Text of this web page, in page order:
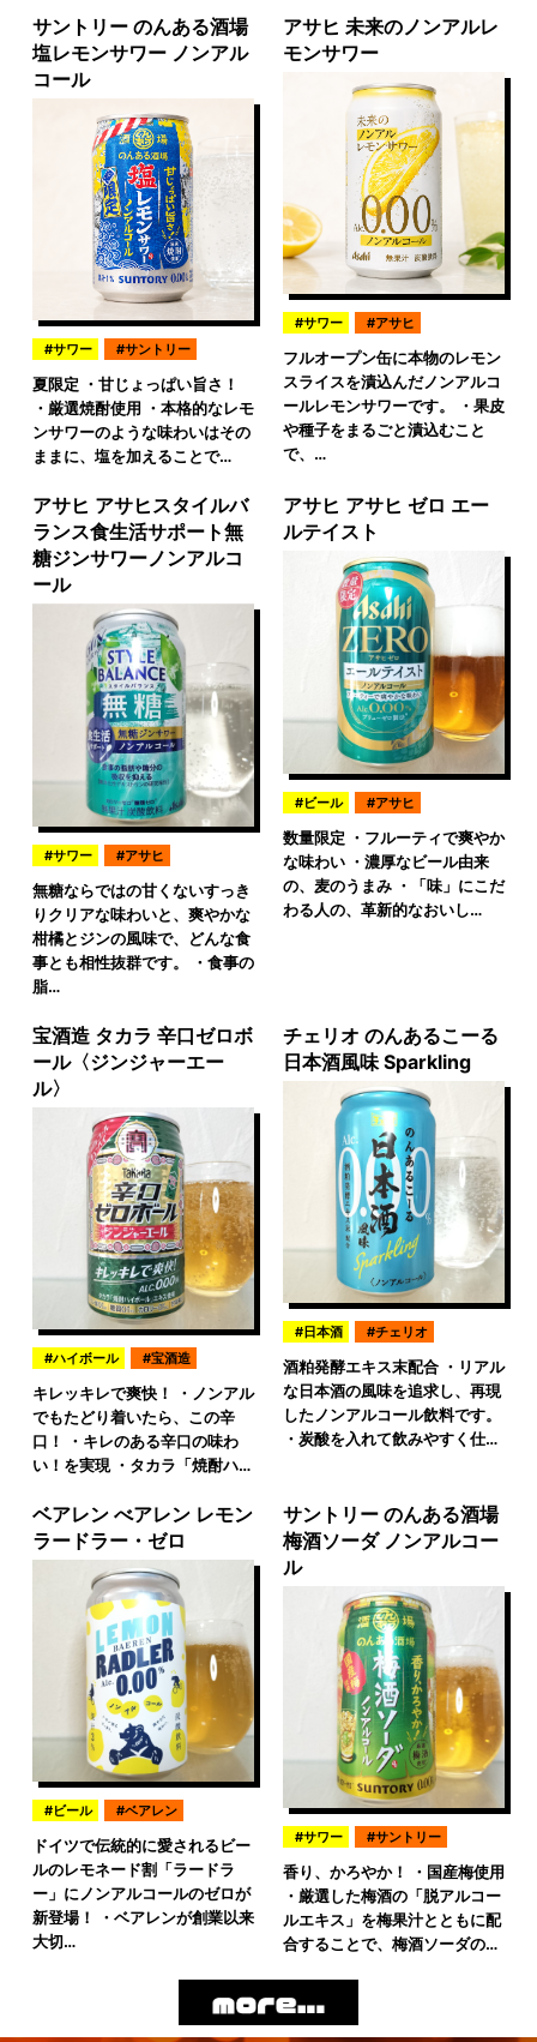
サントリー のんある酒場
塩レモンサワー ノンアル
コール
サワー サントリー
夏限定 ・甘じょっぱい旨さ！
・厳選焼酎使用 ・本格的なレモ
ンサワーのような味わいはその
ままに、塩を加えることで…
アサヒ 未来のノンアルレ
モンサワー
サワー アサヒ
フルオープン缶に本物のレモン
スライスを漬込んだノンアルコ
ールレモンサワーです。 ・果皮
や種子をまるごと漬込むこと
で、…
アサヒ アサヒスタイルバ
ランス食生活サポート無
糖ジンサワーノンアルコ
ール
サワー アサヒ
無糖ならではの甘くないすっき
りクリアな味わいと、爽やかな
柑橘とジンの風味で、どんな食
事とも相性抜群です。 ・食事の
脂…
アサヒ アサヒ ゼロ エー
ルテイスト
ビール アサヒ
数量限定 ・フルーティで爽やか
な味わい ・濃厚なビール由来
の、麦のうまみ ・「味」にこだ
わる人の、革新的なおいし…
宝酒造 タカラ 辛口ゼロボ
ール〈ジンジャーエー
ル〉
ハイボール 宝酒造
キレッキレで爽快！ ・ノンアル
でもたどり着いたら、この辛
口！ ・キレのある辛口の味わ
い！を実現 ・タカラ「焼酎ハ…
チェリオ のんあるこーる
日本酒風味 Sparkling
日本酒 チェリオ
酒粕発酵エキス末配合 ・リアル
な日本酒の風味を追求し、再現
したノンアルコール飲料です。
・炭酸を入れて飲みやすく仕…
ベアレン べアレン レモン
ラードラー・ゼロ
ビール ベアレン
ドイツで伝統的に愛されるビー
ルのレモネード割「ラードラ
ー」にノンアルコールのゼロが
新登場！ ・ベアレンが創業以来
大切…
サントリー のんある酒場
梅酒ソーダ ノンアルコー
ル
サワー サントリー
香り、かろやか！ ・国産梅使用
・厳選した梅酒の「脱アルコー
ルエキス」を梅果汁とともに配
合することで、梅酒ソーダの…